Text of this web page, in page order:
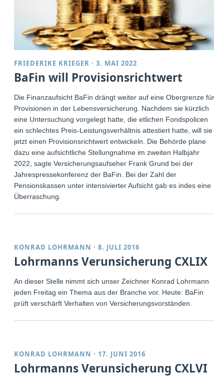
FRIEDERIKE KRIEGER ·3. MAI 2022
BaFin will Provisionsrichtwert
Die Finanzaufsicht BaFin drängt weiter auf eine Obergrenze für
Provisionen in der Lebensversicherung. Nachdem sie kürzlich
eine Untersuchung vorgelegt hatte, die etlichen Fondspolicen
ein schlechtes Preis-Leistungsverhältnis attestiert hatte, will sie
jetzt einen Provisionsrichtwert entwickeln. Die Behörde plane
dazu eine aufsichtliche Stellungnahme im zweiten Halbjahr
2022, sagte Versicherungsaufseher Frank Grund bei der
Jahrespressekonferenz der BaFin. Bei der Zahl der
Pensionskassen unter intensivierter Aufsicht gab es indes eine
Überraschung.
KONRAD LOHRMANN ·8. JULI 2016
Lohrmanns Verunsicherung CXLIX
An dieser Stelle nimmt sich unser Zeichner Konrad Lohrmann
jeden Freitag ein Thema aus der Branche vor. Heute: BaFin
prüft verschärft Verhalten von Versicherungsvorständen.
KONRAD LOHRMANN · 17. JUNI 2016
Lohrmanns Verunsicherung CXLVI